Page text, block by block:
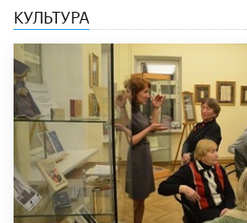
КУЛЬТУРА